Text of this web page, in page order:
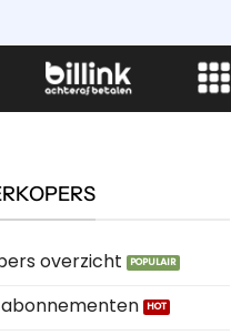
overzicht
abonnementen